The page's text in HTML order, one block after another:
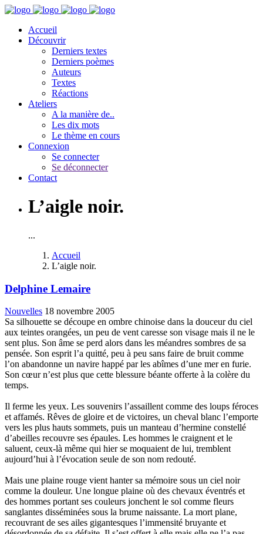
Accueil
Découvrir
Derniers textes
Derniers poèmes
Auteurs
Textes
Réactions
Ateliers
A la manière de..
Les dix mots
Le thème en cours
Connexion
Se connecter
Se déconnecter
Contact
L’aigle noir.
...
Accueil
L’aigle noir.
Delphine Lemaire
Nouvelles 18 novembre 2005
Sa silhouette se découpe en ombre chinoise dans la douceur du ciel
aux teintes orangées, un peu de vent caresse son visage mais il ne le
sent plus. Son âme se perd alors dans les méandres sombres de sa
pensée. Son esprit l’a quitté, peu à peu sans faire de bruit comme
l’on abandonne un navire happé par les abîmes d’une mer en furie.
Son cœur n’est plus que cette blessure béante offerte à la colère du
temps.
Il ferme les yeux. Les souvenirs l’assaillent comme des loups féroces
et affamés. Rêves de gloire et de victoires, un cheval blanc l’emporte
vers les plus hauts sommets, puis un manteau d’hermine constellé
d’abeilles recouvre ses épaules. Les hommes le craignent et le
saluent, ceux-là même qui hier se moquaient de lui, tremblent
aujourd’hui à l’évocation seule de son nom redouté.
Mais une plaine rouge vient hanter sa mémoire sous un ciel noir
comme la douleur. Une longue plaine où des chevaux éventrés et
des hommes portant ses couleurs jonchent le sol comme fleurs
sanglantes disséminées sous la brume naissante. La mort plane,
recouvrant de ses ailes gigantesques l’immensité bruyante et